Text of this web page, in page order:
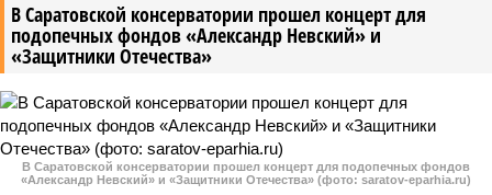
В Саратовской консерватории прошел концерт для
подопечных фондов «Александр Невский» и
«Защитники Отечества»
В Саратовской консерватории прошел концерт для подопечных фондов
«Александр Невский» и «Защитники Отечества» (фото: saratov-eparhia.ru)